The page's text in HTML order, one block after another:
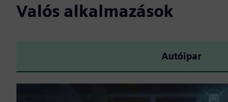
Valós alkalmazások
Autóipar